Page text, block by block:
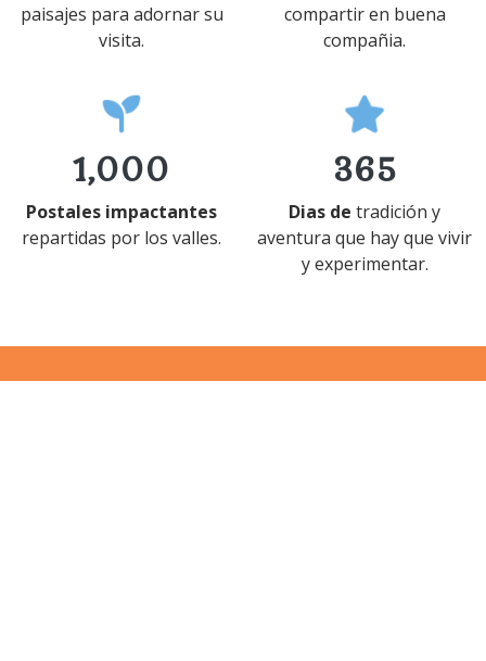
paisajes para adornar su
visita.
compartir en buena
compañia.
1,000
Postales impactantes
repartidas por los valles.
365
Dias de tradición y
aventura que hay que vivir
y experimentar.